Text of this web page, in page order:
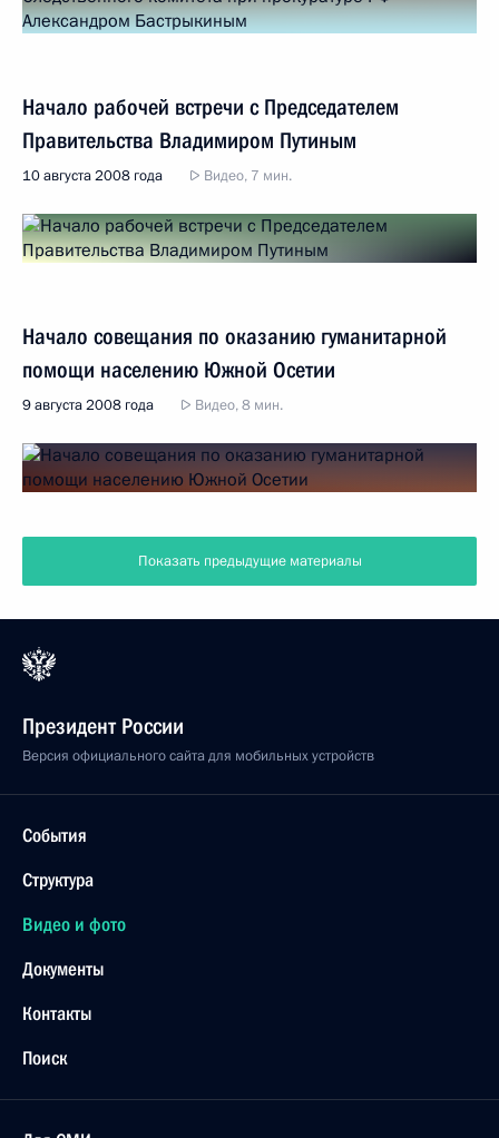
Начало рабочей встречи с Председателем
Правительства Владимиром Путиным
10 августа 2008 года Видео, 7 мин.
Начало совещания по оказанию гуманитарной
помощи населению Южной Осетии
9 августа 2008 года Видео, 8 мин.
Показать предыдущие материалы
Президент России
Версия официального сайта для мобильных устройств
События
Структура
Видео и фото
Документы
Контакты
Поиск